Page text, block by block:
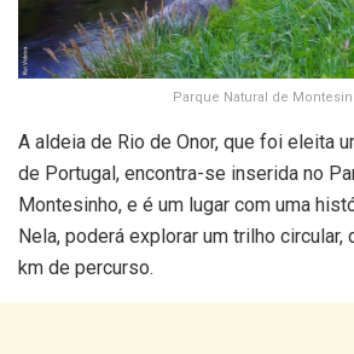
Parque Natural de
A aldeia de Rio de Onor, que foi eleita
de Portugal, encontra-se inserida no
Montesinho, e é um lugar com uma
Nela, poderá explorar um trilho circular,
km de percurso.